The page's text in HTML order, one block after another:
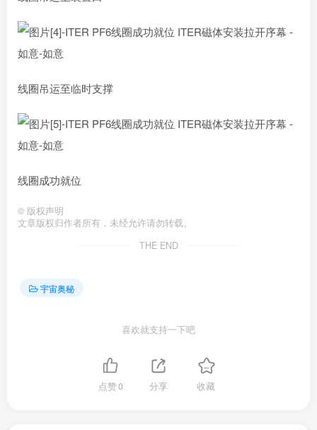
线圈吊运至临时支撑
线圈成功就位
© 版权声明
文章版权归作者所有，未经允许请勿转载。
THE END
宇宙奥秘
喜欢就支持一下吧
点赞0 分享 收藏